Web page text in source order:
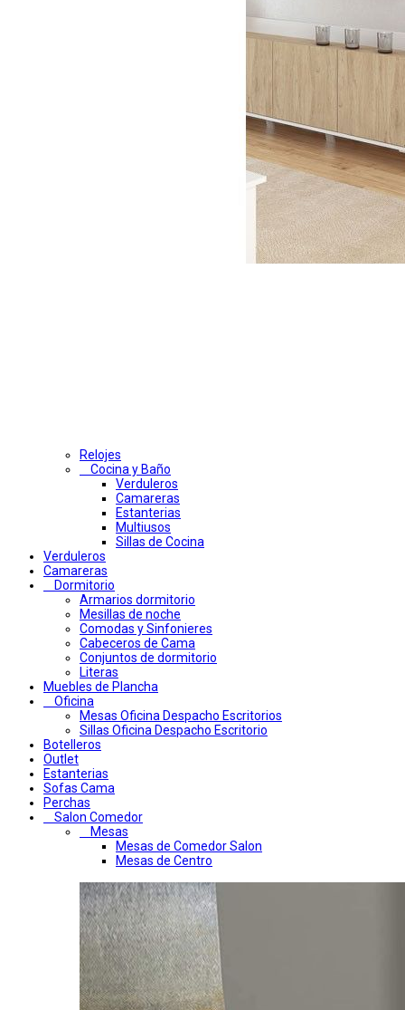
Relojes
Cocina y Baño
Verduleros
Camareras
Estanterias
Multiusos
Sillas de Cocina
Verduleros
Camareras
Dormitorio
Armarios dormitorio
Mesillas de noche
Comodas y Sinfonieres
Cabeceros de Cama
Conjuntos de dormitorio
Literas
Muebles de Plancha
Oficina
Mesas Oficina Despacho Escritorios
Sillas Oficina Despacho Escritorio
Botelleros
Outlet
Estanterias
Sofas Cama
Perchas
Salon Comedor
Mesas
Mesas de Comedor Salon
Mesas de Centro